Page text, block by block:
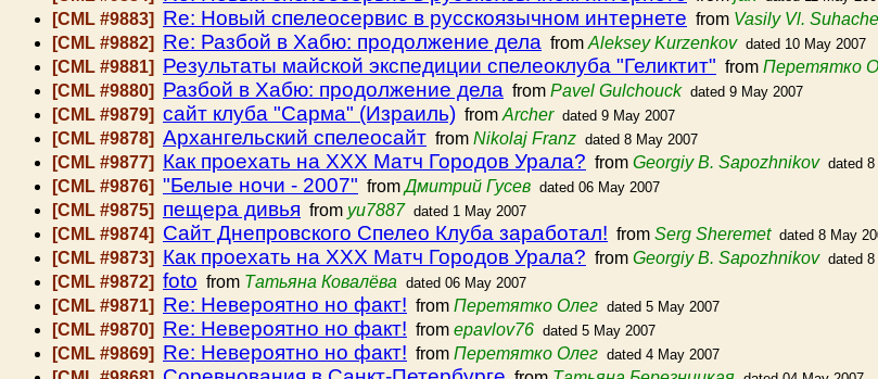
[CML #9883] Re: Новый спелеосервис в русскоязычном интернете from Vasily Vl.
[CML #9882] Re: Разбой в Хабю: продолжение дела from Aleksey Kurzenkov dated 10 May 2007
[CML #9881] Результаты майской экспедиции спелеоклуба "Геликтит" from Перетятко
[CML #9880] Разбой в Хабю: продолжение дела from Pavel Gulchouck dated 9 May 2007
[CML #9879] сайт клуба "Сарма" (Израиль) from Archer dated 9 May 2007
[CML #9878] Архангельский спелеосайт from Nikolaj Franz dated 8 May 2007
[CML #9877] Как проехать на XXX Матч Городов Урала? from Georgiy B. Sapozhnikov dated
[CML #9876] "Белые ночи - 2007" fromДмитрий Гусев dated 06 May 2007
[CML #9875] пещера дивья from yu7887 dated 1 May 2007
[CML #9874] Сайт Днепровского Спелео Клуба заработал! from Serg Sheremet dated 8 May
[CML #9873] Как проехать на XXX Матч Городов Урала? from Georgiy B. Sapozhnikov dated
[CML #9872] foto from Татьяна Ковалёва dated 06 May 2007
[CML #9871] Re: Невероятно но факт! from Перетятко Олег dated 5 May 2007
[CML #9870] Re: Невероятно но факт! from epavlov76 dated 5 May 2007
[CML #9869] Re: Невероятно но факт! from Перетятко Олег dated 4 May 2007